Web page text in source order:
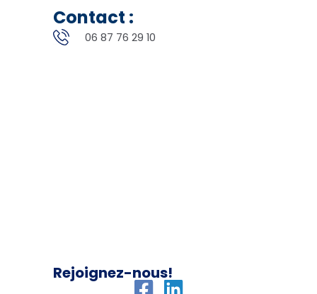
Contact :
06 87 76 29 10
Rejoignez-nous!